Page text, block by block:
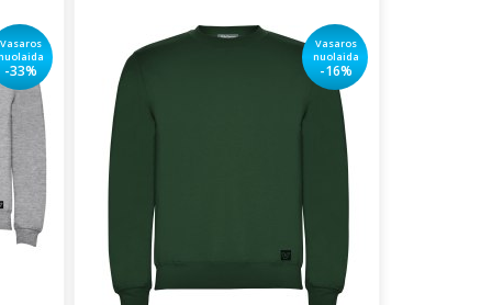
Vasaros
-33%
Vasaros
nuolaida
-16%